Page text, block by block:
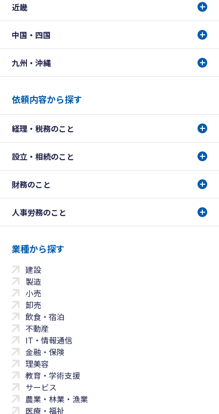
近畿
中国・四国
九州・沖縄
依頼内容から探す
経理・税務のこと
設立・相続のこと
財務のこと
人事労務のこと
業種から探す
建設
製造
小売
卸売
飲食・宿泊
不動産
IT・情報通信
金融・保険
理美容
教育・学術支援
サービス
農業・林業・漁業
医療・福祉